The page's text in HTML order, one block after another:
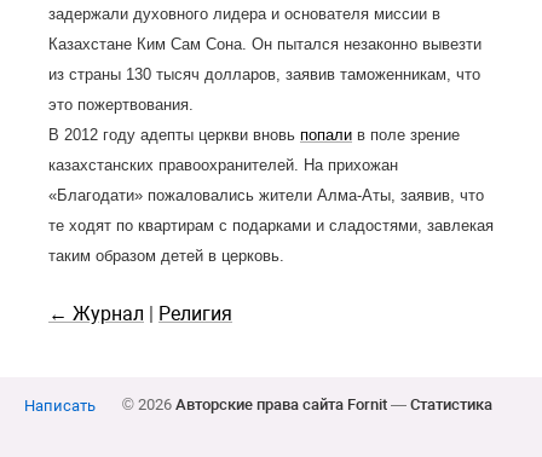
задержали духовного лидера и основателя миссии в
Казахстане Ким Сам Сона. Он пытался незаконно вывезти
из страны 130 тысяч долларов, заявив таможенникам, что
это пожертвования.
В 2012 году адепты церкви вновь попали в поле зрение
казахстанских правоохранителей. На прихожан
«Благодати» пожаловались жители Алма-Аты, заявив, что
те ходят по квартирам с подарками и сладостями, завлекая
таким образом детей в церковь.
← Журнал | Религия
Написать © 2026 Авторские права сайта Fornit— Статистика